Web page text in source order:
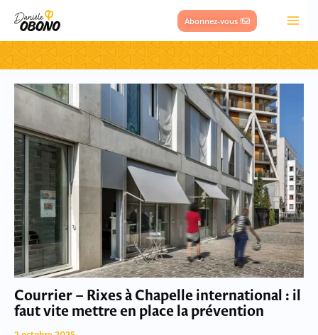
contenu
Abonnez-vous !
Courrier – Rixes à Chapelle international : il
faut vite mettre en place la prévention